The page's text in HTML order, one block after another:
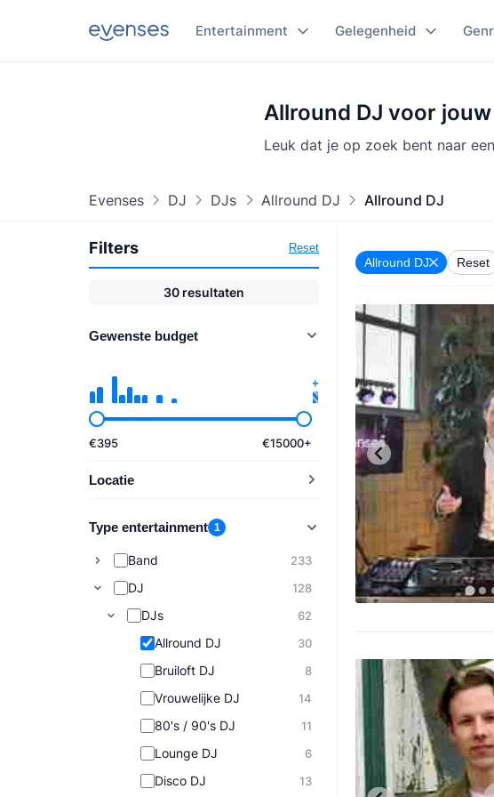
Entertainment Gelegenheid
Allround DJ voor
Leuk dat je op zoek bent naar
Evenses DJ DJs Allround DJ Allround DJ
Filters Reset
30 resultaten
Gewenste budget
€395 €15000+
Locatie
Type entertainment 1
Band 233
DJ 128
DJs 62
Allround DJ 30
Bruiloft DJ 8
Vrouwelijke DJ 14
80's / 90's DJ 11
Lounge DJ 6
Disco DJ 13
Allround DJ Reset